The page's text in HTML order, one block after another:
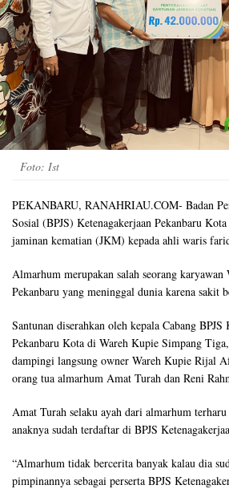
Foto: Ist
PEKANBARU, RANAHRIAU.COM- Badan
Sosial (BPJS) Ketenagakerjaan Pekanbaru
jaminan kematian (JKM) kepada ahli waris
Almarhum merupakan salah seorang
Pekanbaru yang meninggal dunia karena sakit
Santunan diserahkan oleh kepala Cabang BPJS
Pekanbaru Kota di Wareh Kupie Simpang
dampingi langsung owner Wareh Kupie Rijal
orang tua almarhum Amat Turah dan Reni
Amat Turah selaku ayah dari almarhum
anaknya sudah terdaftar di BPJS
“Almarhum tidak bercerita banyak kalau dia
pimpinannya sebagai perserta BPJS